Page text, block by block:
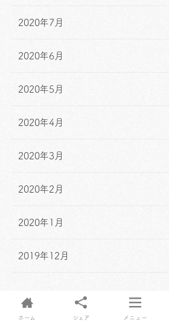
2020年7月
2020年6月
2020年5月
2020年4月
2020年3月
2020年2月
2020年1月
2019年12月
ホーム シェア メニュー